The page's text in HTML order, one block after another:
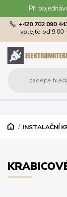
Při
+420 702 090
volejte od 9,00
INSTALAČNÍ